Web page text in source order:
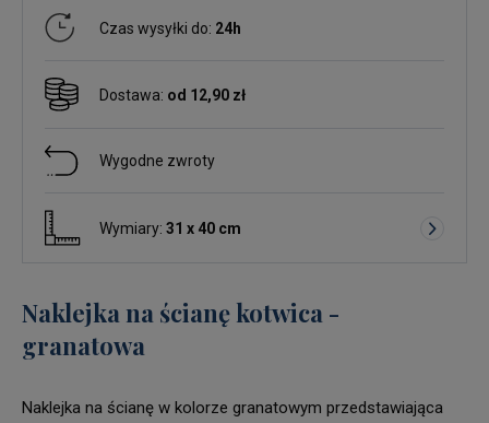
Czas wysyłki do: 24h
Dostawa: od 12,90 zł
Wygodne zwroty
Wymiary: 31 x 40 cm
Naklejka na ścianę kotwica -
granatowa
Naklejka na ścianę w kolorze granatowym przedstawiająca